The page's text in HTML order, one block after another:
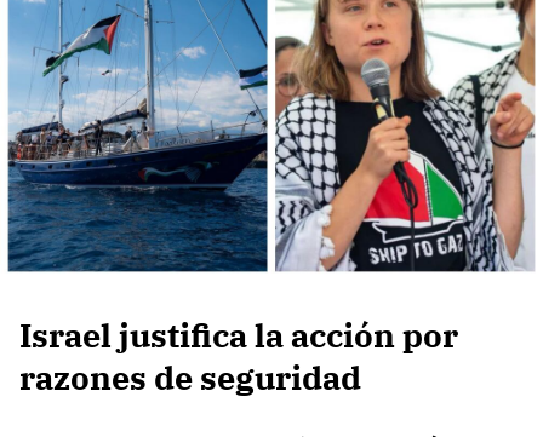
Israel justifica la acción por
razones de seguridad